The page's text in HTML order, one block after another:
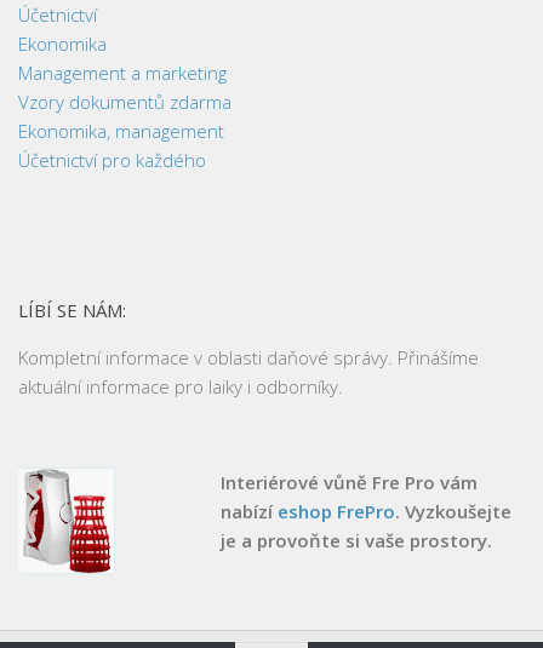
Účetnictví
Ekonomika
Management a marketing
Vzory dokumentů zdarma
Ekonomika, management
Účetnictví pro každého
LÍBÍ SE NÁM:
Kompletní informace v oblasti daňové správy. Přinášíme
aktuální informace pro laiky i odborníky.
Interiérové vůně Fre Pro vám
nabízí eshop FrePro. Vyzkoušejte
je a provoňte si vaše prostory.